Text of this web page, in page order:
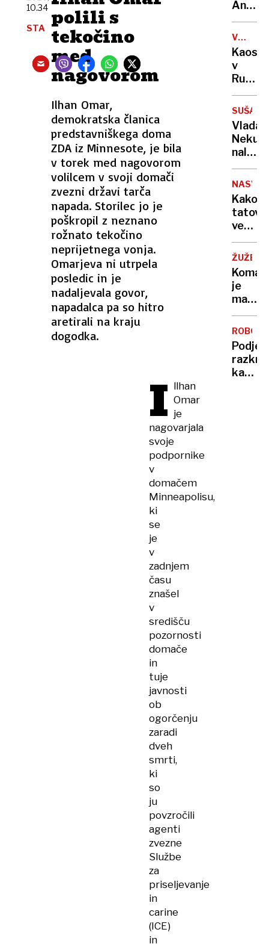
polili s
tekočino
med
nagovorom
Ilhan Omar,
demokratska članica
predstavniškega doma
ZDA iz Minnesote, je bila
v torek med nagovorom
volilcem v svoji domači
zvezni državi tarča
napada. Storilec jo je
poškropil z neznano
rožnato tekočino
neprijetnega vonja.
Omarjeva ni utrpela
posledic in je
nadaljevala govor,
napadalca pa so hitro
aretirali na kraju
dogodka.
10.34
STA
I llhan
Omar
je
nagovarjala
svoje
podpornike
v
domačem
Minneapolisu,
ki
se
je
v
zadnjem
času
znašel
v
središču
pozornosti
domače
in
tuje
javnosti
ob
ogorčenju
zaradi
dveh
smrti,
ki
so
ju
povzročili
agenti
zvezne
Službe
za
priseljevanje
in
carine
(ICE)
in
sama
Anže
Logar
izdelal
prvo
in
edino
leseno
barko
za
VOJNA
V
Kaos
v
Rusiji:
ženske
začele
vojno
za
bivših"
SUŠA
Vlada
Neku
v
vsaj
Kako
tatovi
vedo,
da
vas
ni
doma?
za
pred
je
manj
kot
– in
to ni
dobra
novica
ROBOTI
kako